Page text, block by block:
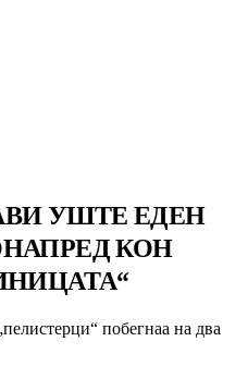
УШТЕ ЕДЕН
КОН
побегнаа на два